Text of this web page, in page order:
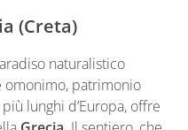
(Creta)
naturalistico
omonimo, patrimonio
lunghi d’Europa, offre